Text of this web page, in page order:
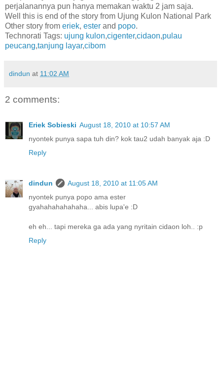
perjalanannya pun hanya memakan waktu 2 jam saja.
Well this is end of the story from Ujung Kulon National Park
Other story from eriek, ester and popo.
Technorati Tags: ujung kulon,cigenter,cidaon,pulau
peucang,tanjung layar,cibom
dindun at 11:02 AM
2 comments:
Eriek Sobieski August 18, 2010 at 10:57 AM
nyontek punya sapa tuh din? kok tau2 udah banyak aja :D
Reply
dindun
August 18, 2010 at 11:05 AM
nyontek punya popo ama ester
gyahahahahahaha... abis lupa'e :D
eh eh... tapi mereka ga ada yang nyritain cidaon loh.. :p
Reply